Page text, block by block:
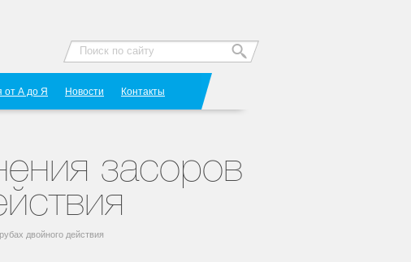
от А до Я Новости Контакты
засоров
двойного действия